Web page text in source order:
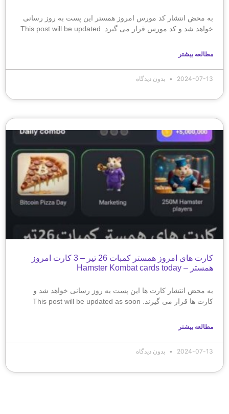
به محض انتشار کد مورس امروز همستر این پست به روز رسانی
خواهد شد و کد مورس قرار می گیرد. This post will be updated
مطالعه بیشتر
2024-07-13 بدون دیدگاه
کارت های امروز همستر کمبات 26 تیر – 3 کارت امروز
همستر – Hamster Kombat cards today
به محض انتشار کارت ها این پست به روز رسانی خواهد شد و
کارت ها قرار می گیرند. This post will be updated as soon
مطالعه بیشتر
2024-07-13 بدون دیدگاه